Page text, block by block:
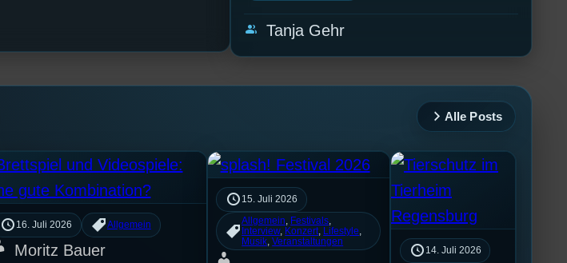
group Tanja Gehr
Alle Posts
16. Juli 2026 Allgemein
Moritz Bauer
15. Juli 2026
Allgemein Festivals
Interview, Konzert Lifestyle
Musik , Veranstaltungen
14. Juli 2026